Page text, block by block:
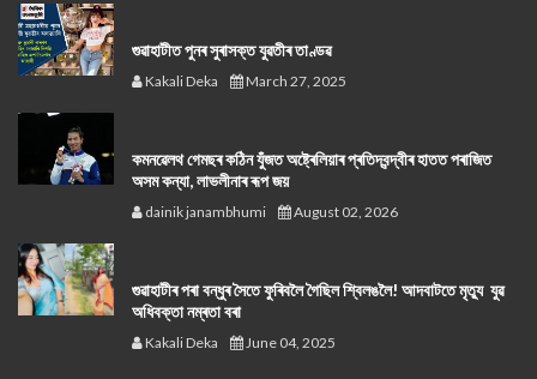
গুৱাহাটীত পুনৰ সুৰাসক্ত যুৱতীৰ তাণ্ডৱ
Kakali Deka March 27, 2025
কমনৱেলথ গেমছৰ কঠিন যুঁজত অষ্ট্ৰেলিয়াৰ প্ৰতিদ্বন্দ্বীৰ হাতত পৰাজিত
অসম কন্যা, লাভলীনাৰ ৰূপ জয়
dainik janambhumi August 02, 2026
গুৱাহাটীৰ পৰা বন্ধুৰ সৈতে ফুৰিবলৈ গৈছিল শ্বিলঙলৈ! আদবাটতে মৃত্যু যুৱ
অধিবক্তা নম্ৰতা বৰা
Kakali Deka June 04, 2025